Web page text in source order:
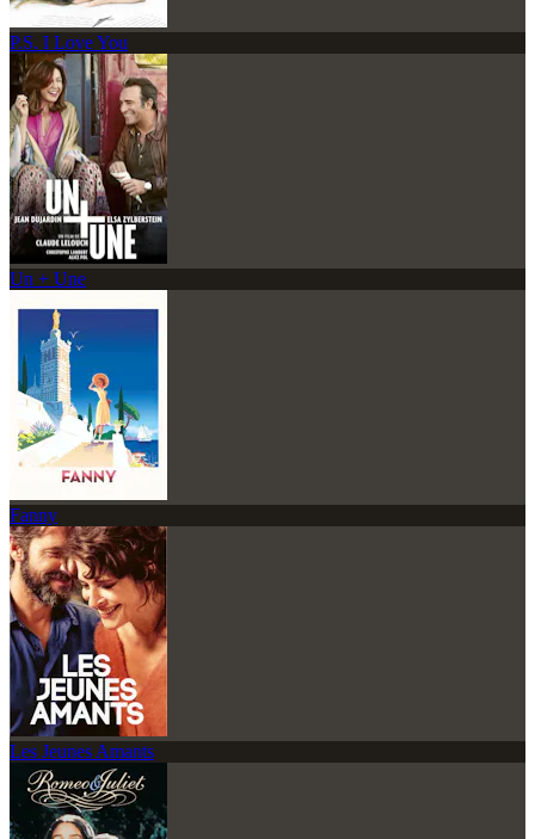
P.S. I Love You
Un + Une
Fanny
Les Jeunes Amants